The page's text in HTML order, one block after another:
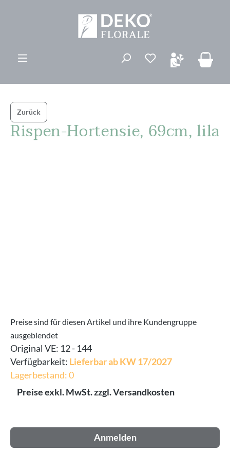
Du hast 0
Zurück
Rispen-Hortensie, 69cm, lila
Preise sind für diesen Artikel und ihre Kundengruppe
ausgeblendet
Original VE: 12 - 144
Verfügbarkeit: Lieferbar ab KW 17/2027
Lagerbestand: 0
Preise exkl. MwSt. zzgl. Versandkosten
Anmelden